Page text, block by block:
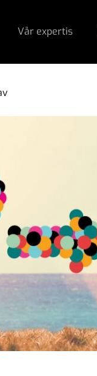
Vår expertis